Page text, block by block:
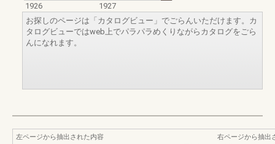
1926
1927
お探しのページは「カタログビュー」でごらんいただけます。カ
タログビューではweb上でパラパラめくりながらカタログをごら
んになれます。
左ページから抽出された内容
右ページから抽出